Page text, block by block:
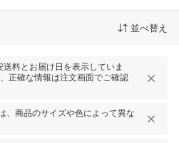
並べ替え
料とお届け日を表示していま
正確な情報は注文画面でご確認
、商品のサイズや色によって異な